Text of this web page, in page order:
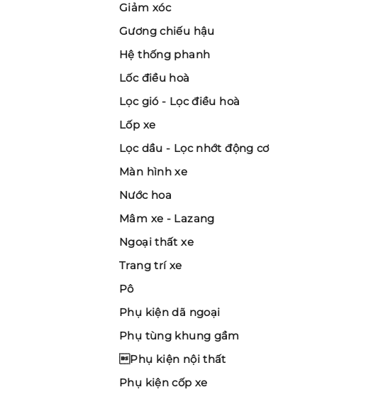
Giảm xóc
Gương chiếu hậu
Hệ thống phanh
Lốc điều hoà
Lọc gió - Lọc điều hoà
Lốp xe
Lọc dầu - Lọc nhớt động cơ
Màn hình xe
Nước hoa
Mâm xe - Lazang
Ngoại thất xe
Trang trí xe
Pô
Phụ kiện dã ngoại
Phụ tùng khung gầm
Phụ kiện nội thất
Phụ kiện cốp xe